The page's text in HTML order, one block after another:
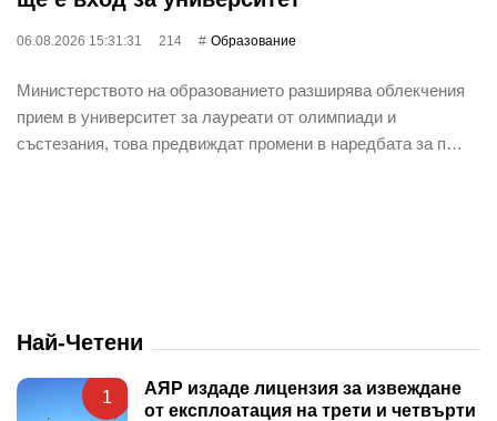
06.08.2026 15:31:31 214 Oбразование
Министерството на образованието разширява облекчения
прием в университет за лауреати от олимпиади и
състезания, това предвиждат промени в наредбата за п…
Най-Четени
1
АЯР издаде лицензия за извеждане
от експлоатация на трети и четвърти